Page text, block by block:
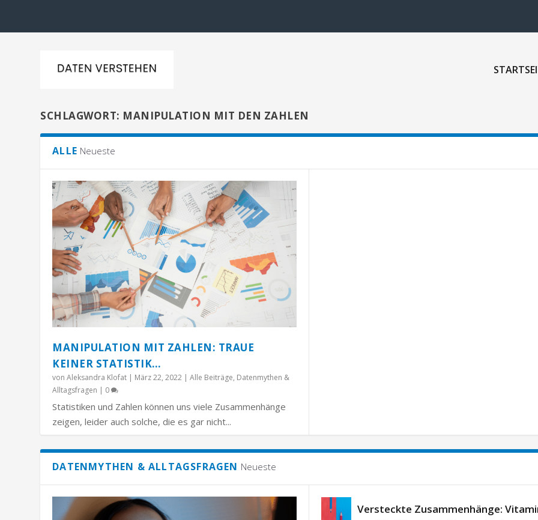
SCHLAGWORT: MANIPULATION MIT DEN ZAHLEN
ALLE Neueste
MANIPULATION MIT ZAHLEN: TRAUE
KEINER STATISTIK…
vonAleksandra Klofat | März 22, 2022 |Alle Beiträge, Datenmythen &
Alltagsfragen | 0
Statistiken und Zahlen können uns viele Zusammenhänge
zeigen, leider auch solche, die es gar nicht...
DATENMYTHEN & ALLTAGSFRAGEN Neueste
Versteckte Zusammenhänge: